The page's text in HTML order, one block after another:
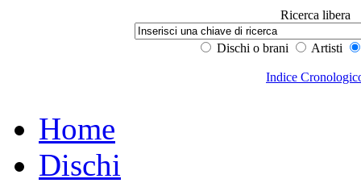
Ricerca libera
Dischi o brani Artisti
Indice
Home
Dischi